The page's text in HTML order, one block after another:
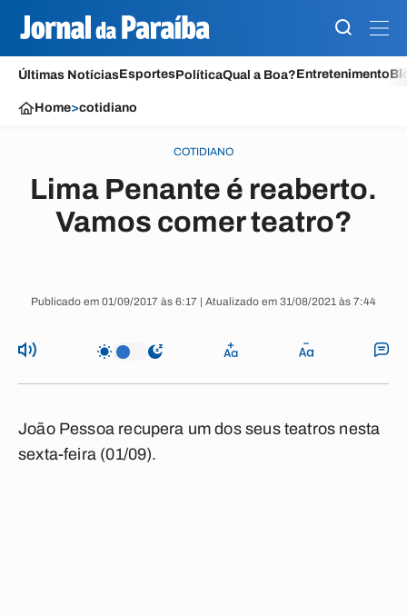
Últimas NotíciasEsportesPolíticaQual a Boa?Entretenimento
Home>cotidiano
COTIDIANO
Lima Penante é reaberto.
Vamos comer teatro?
Publicado em 01/09/2017 às 6:17 | Atualizado em 31/08/2021 às 7:44
João Pessoa recupera um dos seus teatros nesta
sexta-feira (01/09).